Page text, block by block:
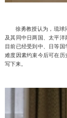
徐勇教授认为，琉球
及其同中日两国、太平洋
目前已经受到中、日等
难度因素约束今后可在
写下来。